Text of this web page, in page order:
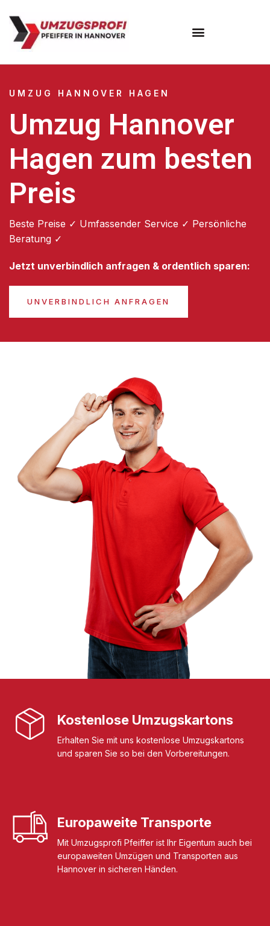
UMZUG HANNOVER HAGEN
Umzug Hannover
Hagen zum besten
Preis
Beste Preise ✓ Umfassender Service ✓ Persönliche
Beratung ✓
Jetzt unverbindlich anfragen & ordentlich sparen:
UNVERBINDLICH ANFRAGEN
Kostenlose Umzugskartons
Erhalten Sie mit uns kostenlose Umzugskartons
und sparen Sie so bei den Vorbereitungen.
Europaweite Transporte
Mit Umzugsprofi Pfeiffer ist Ihr Eigentum auch bei
europaweiten Umzügen und Transporten aus
Hannover in sicheren Händen.